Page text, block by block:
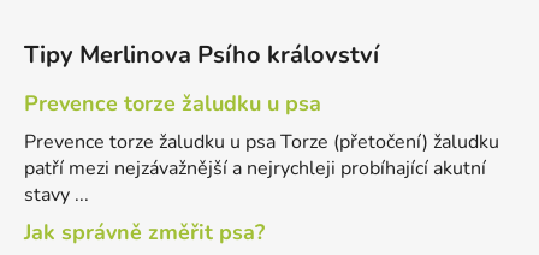
Tipy Merlinova Psího království
Prevence torze žaludku u psa
Prevence torze žaludku u psa Torze (přetočení) žaludku
patří mezi nejzávažnější a nejrychleji probíhající akutní
stavy ...
Jak správně změřit psa?